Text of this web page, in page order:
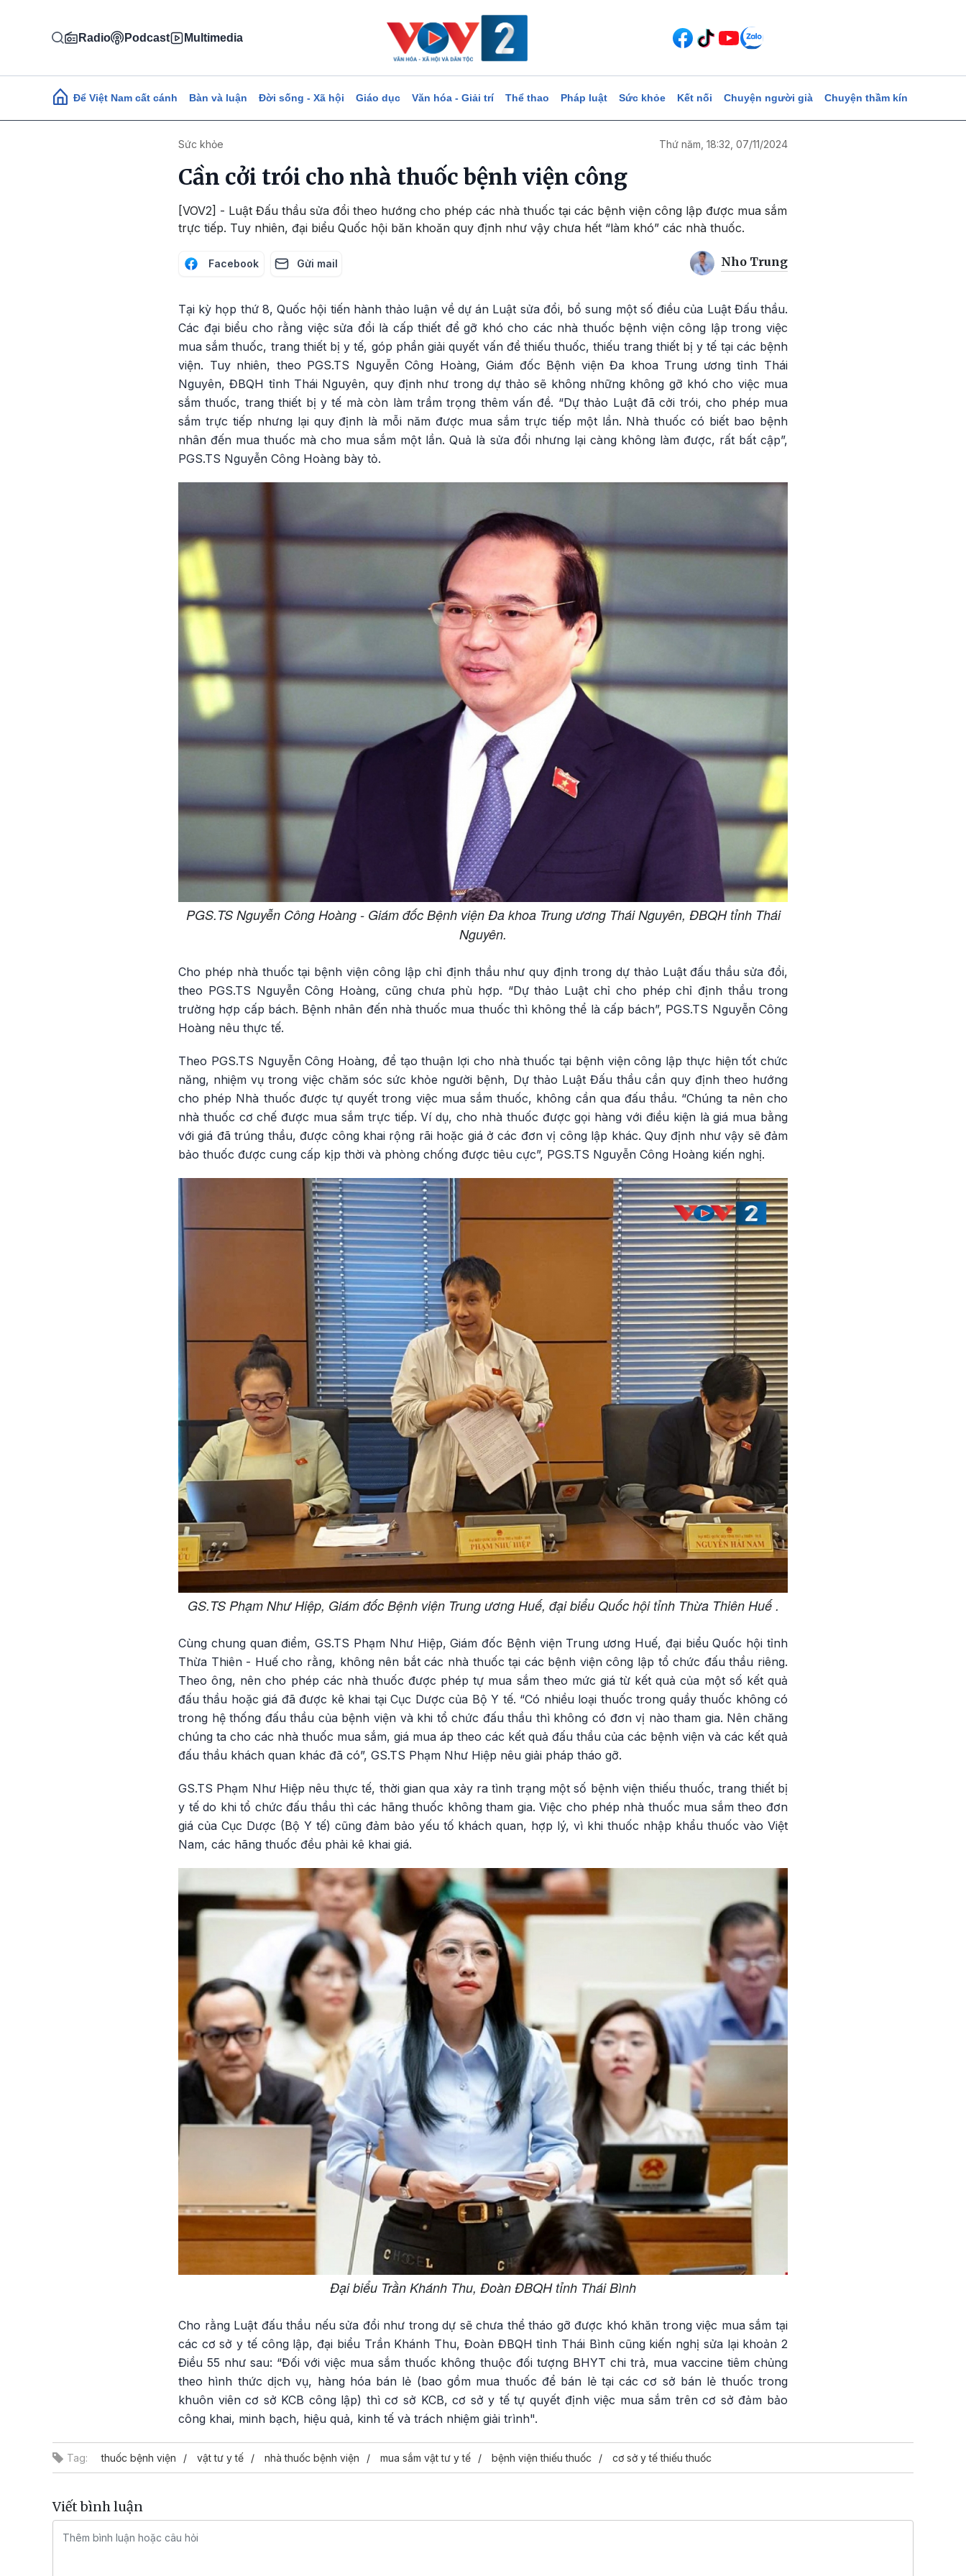
Radio Podcast Multimedia
Main navigation
Để Việt Nam cất cánh Bàn và luận Đời sống - Xã hội Giáo dục Văn hóa - Giải trí Thể thao Pháp luật Sức khỏe Kết nối Chuyện người già Chuyện thầm kín
Sức khỏe Thứ năm, 18:32, 07/11/2024
Cần cởi trói cho nhà thuốc bệnh viện công
[VOV2] - Luật Đấu thầu sửa đổi theo hướng cho phép các nhà thuốc tại các bệnh viện công lập được mua sắm
trực tiếp. Tuy nhiên, đại biểu Quốc hội băn khoăn quy định như vậy chưa hết “làm khó” các nhà thuốc.
Facebook Gửi mail Nho Trung
Tại kỳ họp thứ 8, Quốc hội tiến hành thảo luận về dự án Luật sửa đổi, bổ sung một số điều của Luật Đấu thầu.
Các đại biểu cho rằng việc sửa đổi là cấp thiết để gỡ khó cho các nhà thuốc bệnh viện công lập trong việc
mua sắm thuốc, trang thiết bị y tế, góp phần giải quyết vấn đề thiếu thuốc, thiếu trang thiết bị y tế tại các bệnh
viện. Tuy nhiên, theo PGS.TS Nguyễn Công Hoàng, Giám đốc Bệnh viện Đa khoa Trung ương tỉnh Thái
Nguyên, ĐBQH tỉnh Thái Nguyên, quy định như trong dự thảo sẽ không những không gỡ khó cho việc mua
sắm thuốc, trang thiết bị y tế mà còn làm trầm trọng thêm vấn đề. “Dự thảo Luật đã cởi trói, cho phép mua
sắm trực tiếp nhưng lại quy định là mỗi năm được mua sắm trực tiếp một lần. Nhà thuốc có biết bao bệnh
nhân đến mua thuốc mà cho mua sắm một lần. Quả là sửa đổi nhưng lại càng không làm được, rất bất cập”,
PGS.TS Nguyễn Công Hoàng bày tỏ.
PGS.TS Nguyễn Công Hoàng - Giám đốc Bệnh viện Đa khoa Trung ương Thái Nguyên, ĐBQH tỉnh Thái
Nguyên.
Cho phép nhà thuốc tại bệnh viện công lập chỉ định thầu như quy định trong dự thảo Luật đấu thầu sửa đổi,
theo PGS.TS Nguyễn Công Hoàng, cũng chưa phù hợp. “Dự thảo Luật chỉ cho phép chỉ định thầu trong
trường hợp cấp bách. Bệnh nhân đến nhà thuốc mua thuốc thì không thể là cấp bách”, PGS.TS Nguyễn Công
Hoàng nêu thực tế.
Theo PGS.TS Nguyễn Công Hoàng, để tạo thuận lợi cho nhà thuốc tại bệnh viện công lập thực hiện tốt chức
năng, nhiệm vụ trong việc chăm sóc sức khỏe người bệnh, Dự thảo Luật Đấu thầu cần quy định theo hướng
cho phép Nhà thuốc được tự quyết trong việc mua sắm thuốc, không cần qua đấu thầu. “Chúng ta nên cho
nhà thuốc cơ chế được mua sắm trực tiếp. Ví dụ, cho nhà thuốc được gọi hàng với điều kiện là giá mua bằng
với giá đã trúng thầu, được công khai rộng rãi hoặc giá ở các đơn vị công lập khác. Quy định như vậy sẽ đảm
bảo thuốc được cung cấp kịp thời và phòng chống được tiêu cực”, PGS.TS Nguyễn Công Hoàng kiến nghị.
GS.TS Phạm Như Hiệp, Giám đốc Bệnh viện Trung ương Huế, đại biểu Quốc hội tỉnh Thừa Thiên Huế .
Cùng chung quan điểm, GS.TS Phạm Như Hiệp, Giám đốc Bệnh viện Trung ương Huế, đại biểu Quốc hội tỉnh
Thừa Thiên - Huế cho rằng, không nên bắt các nhà thuốc tại các bệnh viện công lập tổ chức đấu thầu riêng.
Theo ông, nên cho phép các nhà thuốc được phép tự mua sắm theo mức giá từ kết quả của một số kết quả
đấu thầu hoặc giá đã được kê khai tại Cục Dược của Bộ Y tế. “Có nhiều loại thuốc trong quầy thuốc không có
trong hệ thống đấu thầu của bệnh viện và khi tổ chức đấu thầu thì không có đơn vị nào tham gia. Nên chăng
chúng ta cho các nhà thuốc mua sắm, giá mua áp theo các kết quả đấu thầu của các bệnh viện và các kết quả
đấu thầu khách quan khác đã có”, GS.TS Phạm Như Hiệp nêu giải pháp tháo gỡ.
GS.TS Phạm Như Hiệp nêu thực tế, thời gian qua xảy ra tình trạng một số bệnh viện thiếu thuốc, trang thiết bị
y tế do khi tổ chức đấu thầu thì các hãng thuốc không tham gia. Việc cho phép nhà thuốc mua sắm theo đơn
giá của Cục Dược (Bộ Y tế) cũng đảm bảo yếu tố khách quan, hợp lý, vì khi thuốc nhập khẩu thuốc vào Việt
Nam, các hãng thuốc đều phải kê khai giá.
Đại biểu Trần Khánh Thu, Đoàn ĐBQH tỉnh Thái Bình
Cho rằng Luật đấu thầu nếu sửa đổi như trong dự sẽ chưa thể tháo gỡ được khó khăn trong việc mua sắm tại
các cơ sở y tế công lập, đại biểu Trần Khánh Thu, Đoàn ĐBQH tỉnh Thái Bình cũng kiến nghị sửa lại khoản 2
Điều 55 như sau: “Đối với việc mua sắm thuốc không thuộc đối tượng BHYT chi trả, mua vaccine tiêm chủng
theo hình thức dịch vụ, hàng hóa bán lẻ (bao gồm mua thuốc để bán lẻ tại các cơ sở bán lẻ thuốc trong
khuôn viên cơ sở KCB công lập) thì cơ sở KCB, cơ sở y tế tự quyết định việc mua sắm trên cơ sở đảm bảo
công khai, minh bạch, hiệu quả, kinh tế và trách nhiệm giải trình".
Tag: thuốc bệnh viện vật tư y tế nhà thuốc bệnh viện mua sắm vật tư y tế bệnh viện thiếu thuốc cơ sở y tế thiếu thuốc
Viết bình luận